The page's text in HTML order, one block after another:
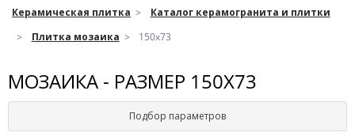
Керамическая плитка
Каталог керамогранита и плитки
Плитка мозаика
150x73
МОЗАИКА - РАЗМЕР 150X73
Подбор параметров